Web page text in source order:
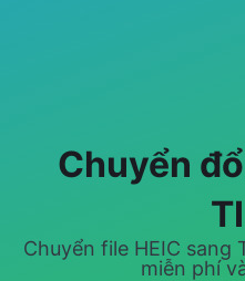
Chuyển
Chuyển file HEIC
miễn phí